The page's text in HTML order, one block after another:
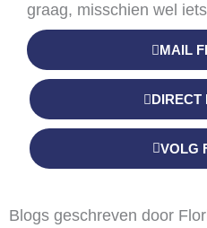
graag, misschien wel
MAIL
DIRECT
VOLG
Blogs geschreven door